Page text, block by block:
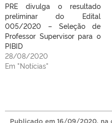
PRE divulga o resultado
preliminar do Edital
005/2020 – Seleção de
Professor Supervisor para o
PIBID
28/08/2020
Em "Notícias"
Publicado em 16/09/2020, na